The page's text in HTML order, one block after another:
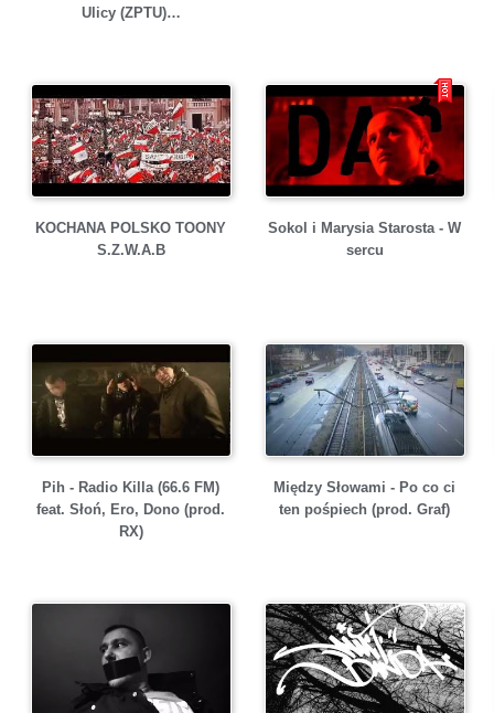
Ulicy (ZPTU)…
KOCHANA POLSKO TOONY
S.Z.W.A.B
Sokol i Marysia Starosta - W
sercu
Pih - Radio Killa (66.6 FM)
feat. Słoń, Ero, Dono (prod.
RX)
Między Słowami - Po co ci
ten pośpiech (prod. Graf)